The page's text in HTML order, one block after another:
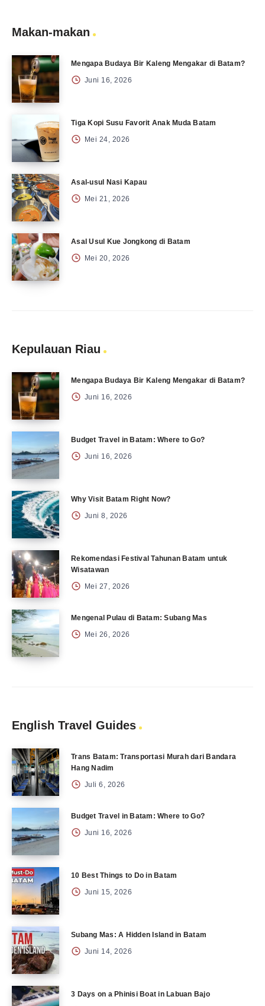
Makan-makan
Mengapa Budaya Bir Kaleng Mengakar di Batam?
Juni 16, 2026
Tiga Kopi Susu Favorit Anak Muda Batam
Mei 24, 2026
Asal-usul Nasi Kapau
Mei 21, 2026
Asal Usul Kue Jongkong di Batam
Mei 20, 2026
Kepulauan Riau
Mengapa Budaya Bir Kaleng Mengakar di Batam?
Juni 16, 2026
Budget Travel in Batam: Where to Go?
Juni 16, 2026
Why Visit Batam Right Now?
Juni 8, 2026
Rekomendasi Festival Tahunan Batam untuk
Wisatawan
Mei 27, 2026
Mengenal Pulau di Batam: Subang Mas
Mei 26, 2026
English Travel Guides
Trans Batam: Transportasi Murah dari Bandara
Hang Nadim
Juli 6, 2026
Budget Travel in Batam: Where to Go?
Juni 16, 2026
10 Best Things to Do in Batam
Juni 15, 2026
Subang Mas: A Hidden Island in Batam
Juni 14, 2026
3 Days on a Phinisi Boat in Labuan Bajo